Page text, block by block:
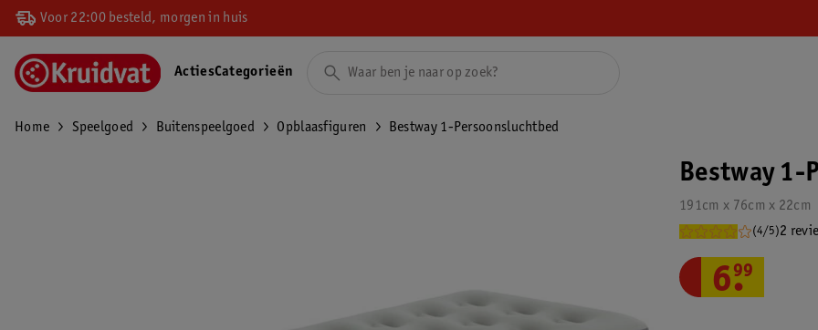
Voor 22:00 besteld, morgen in huis
ActiesCategorieën
Home Speelgoed Buitenspeelgoed Opblaasfiguren Bestway 1-Persoonsluchtbed
Bestway 1-
191cm x 76cm x 22cm
(4/5)2
6.
99